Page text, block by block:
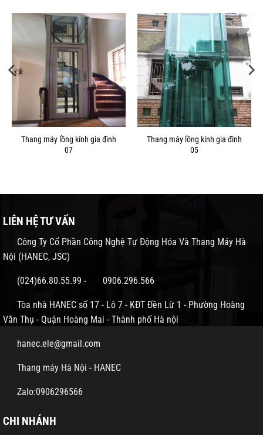
Thang máy lồng kính gia đình
07
Thang máy lồng kính gia đình
05
LIÊN HỆ TƯ VẤN
Công Ty Cổ Phần Công Nghệ Tự Động Hóa Và Thang Máy Hà
Nội (HANEC, JSC)
(024)66.80.55.99 - 0906.296.566
Tòa nhà HANEC số 17 - Lô 7 - KĐT Đền Lừ 1 - Phường Hoàng
Văn Thụ - Quận Hoàng Mai - Thành phố Hà nội
hanec.ele@gmail.com
Thang máy Hà Nội - HANEC
Zalo:0906296566
CHI NHÁNH